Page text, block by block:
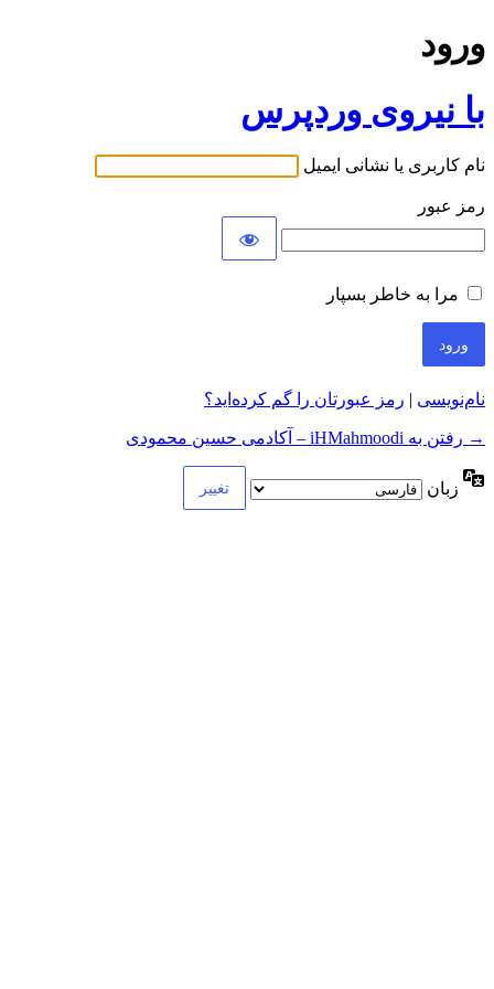
ورود
با نیروی وردپرس
نام کاربری یا نشانی ایمیل
رمز عبور
مرا به خاطر بسپار
نام‌نویسی | رمز عبورتان را گم کرده‌اید؟
→ رفتن به iHMahmoodi – آکادمی حسین محمودی
زبان